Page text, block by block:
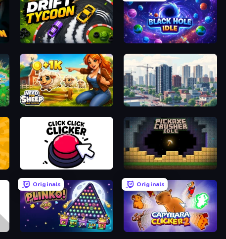
Drift Tycoon Black Hole Idle
Need for Sheep: Idle Clicker SuperCity 3D
Click Click Clicker Pickaxe Crusher Idle
Originals Originals
Capybara Clicker 2